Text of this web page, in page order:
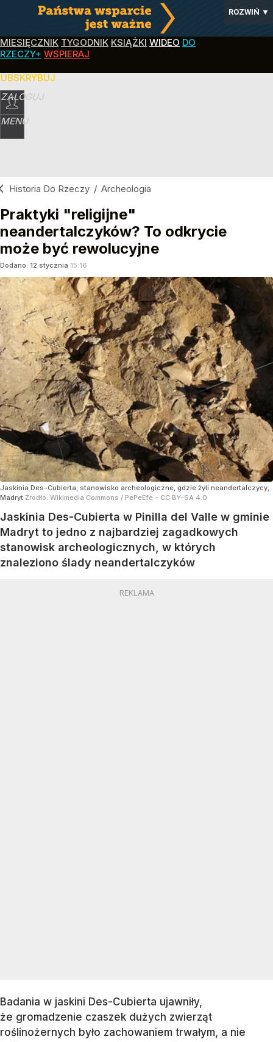
ROZWIŃ ▼
MIESIĘCZNIK TYGODNIK KSIĄŻKI WIDEO DO
RZECZY+ WSPIERAJ
ZALOGUJ
MENU
Historia Do Rzeczy / Archeologia
Praktyki "religijne"
neandertalczyków? To odkrycie
może być rewolucyjne
Dodano: 12 stycznia 15:16
Jaskinia Des-Cubierta, stanowisko archeologiczne, gdzie żyli neandertalczycy,
Madryt Źródło: Wikimedia Commons / PePeEfe - CC BY-SA 4.0
Jaskinia Des-Cubierta w Pinilla del Valle w gminie
Madryt to jedno z najbardziej zagadkowych
stanowisk archeologicznych, w których
znaleziono ślady neandertalczyków
Badania w jaskini Des-Cubierta ujawniły,
że gromadzenie czaszek dużych zwierząt
roślinożernych było zachowaniem trwałym, a nie